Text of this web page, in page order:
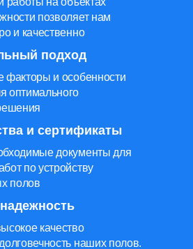
позволяет нам
и качественно
подход
факторы и особенности
оптимального
и сертификаты
документы для
по устройству
полов
качество
наших полов.